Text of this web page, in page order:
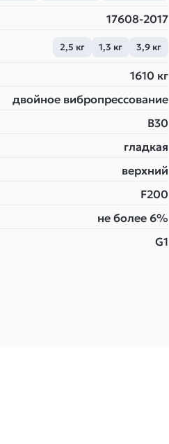
17608-2017
2,5 кг 1,3 кг 3,9 кг
1610 кг
двойное вибропрессование
B30
гладкая
верхний
F200
не более 6%
G1